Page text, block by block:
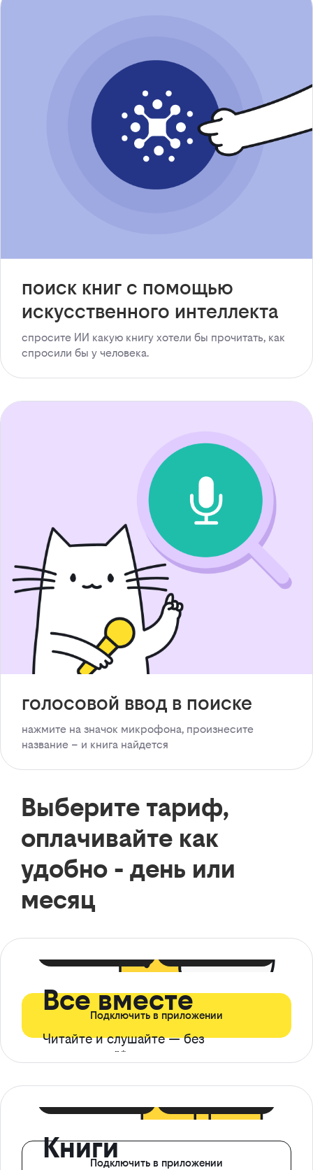
поиск книг с помощью
искусственного интеллекта
спросите ИИ какую книгу хотели бы прочитать, как
спросили бы у человека.
голосовой ввод в поиске
нажмите на значок микрофона, произнесите
название – и книга найдется
Выберите тариф,
оплачивайте как
удобно - день или
месяц
Все вместе
Читайте и слушайте — без
ограничений*
Подключить в приложении
КнигиПодключить в приложении